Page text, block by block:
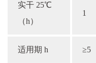
实干 25℃
（h）
1
适用期 h ≥5